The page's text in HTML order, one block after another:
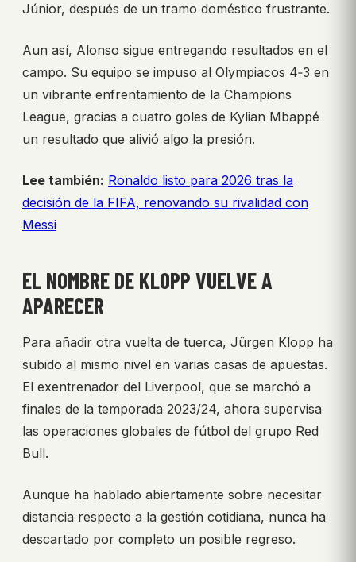
Júnior, después de un tramo doméstico frustrante.
Aun así, Alonso sigue entregando resultados en el
campo. Su equipo se impuso al Olympiacos 4‑3 en
un vibrante enfrentamiento de la Champions
League, gracias a cuatro goles de Kylian Mbappé
un resultado que alivió algo la presión.
Lee también: Ronaldo listo para 2026 tras la
decisión de la FIFA, renovando su rivalidad con
Messi
EL NOMBRE DE KLOPP VUELVE A
APARECER
Para añadir otra vuelta de tuerca, Jürgen Klopp ha
subido al mismo nivel en varias casas de apuestas.
El exentrenador del Liverpool, que se marchó a
finales de la temporada 2023/24, ahora supervisa
las operaciones globales de fútbol del grupo Red
Bull.
Aunque ha hablado abiertamente sobre necesitar
distancia respecto a la gestión cotidiana, nunca ha
descartado por completo un posible regreso.